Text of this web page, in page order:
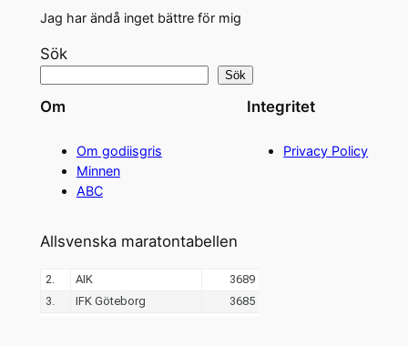
Jag har ändå inget bättre för mig
Sök
Sök
Om
Om godiisgris
Minnen
ABC
Integritet
Privacy Policy
Allsvenska maratontabellen